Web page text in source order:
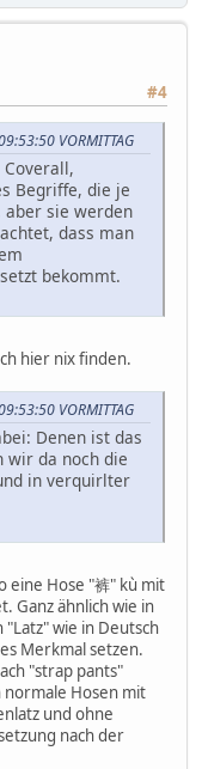
#4
VORMITTAG
Begriffe, die je
aber sie werden
dass man
bekommt.
hier nix finden.
VORMITTAG
Denen ist das
wir da noch die
in verquirlter
eine Hose "裤" kù mit
Ganz ähnlich wie in
"Latz" wie in Deutsch
Merkmal setzen.
"strap pants"
normale Hosen mit
und ohne
nach der